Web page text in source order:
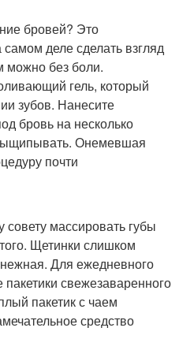
бровей? Это
деле сделать взгляд
можно без боли.
гель, который
зубов. Нанесите
бровь на несколько
Онемевшая
почти
массировать губы
Щетинки слишком
Для ежедневного
пакетики свежезаваренного
пакетик с чаем
средство